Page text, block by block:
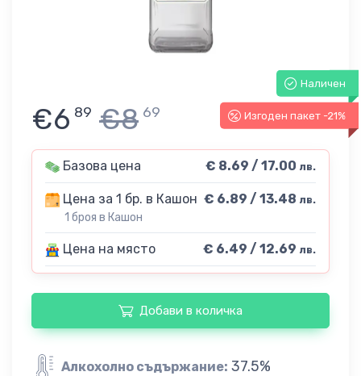
Наличен
Изгоден пакет -21%
€6 89 €8 69
Базова цена € 8.69 / 17.00 лв.
Цена за 1 бр. в Кашон
1 броя в Кашон
€ 6.89 / 13.48 лв.
Цена на място € 6.49 / 12.69 лв.
Добави в количка
Алкохолно съдържание: 37.5%